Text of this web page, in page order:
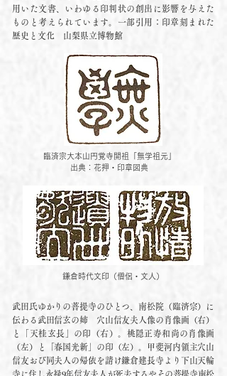
用いた文書、いわゆる印判状の創出に影響を与えた
ものと考えられています。一部引用：印章刻まれた
歴史と文化 山梨県立博物館
臨済宗大本山 円覚寺開祖「無学祖元」
出典：花押・印章図典
鎌倉時代文印​（僧侶・文人）
武田氏ゆかりの菩提寺のひとつ、南松院（臨済宗）に
伝わる武田信玄の姉 穴山信友夫人像の肖像画（右）
と「天桂玄長」の印（右）。桃隠正寿和尚の肖像画
（左）と「春国光新」の印（左）。甲斐河内領主穴山
信友おび同夫人の帰依を請け鎌倉建長寺より下山天輪
寺に住し永禄9年信友夫人が死去するやその菩提寺南松